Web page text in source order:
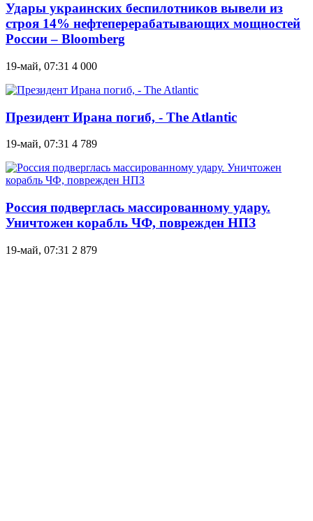
Удары украинских беспилотников вывели из
строя 14% нефтеперерабатывающих мощностей
России – Bloomberg
19-май, 07:31 4 000
Президент Ирана погиб, - The Atlantic
19-май, 07:31 4 789
Россия подверглась массированному удару.
Уничтожен корабль ЧФ, поврежден НПЗ
19-май, 07:31 2 879